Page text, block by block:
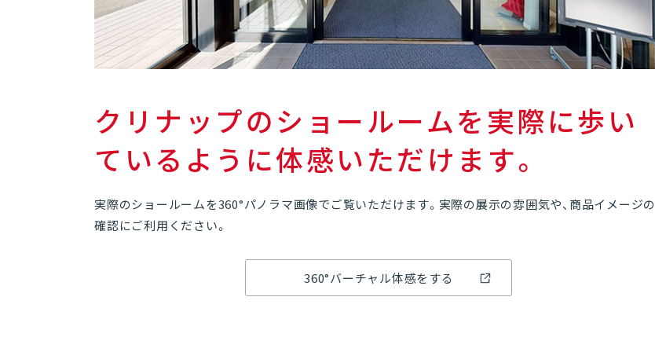
クリナップのショールームを実際に歩い
ているように体感いただけます。
実際のショールームを360°パノラマ画像でご覧いただけます。実際の展示の雰囲気や、商品イメージの
確認にご利用ください。
360°バーチャル体感をする
03
07